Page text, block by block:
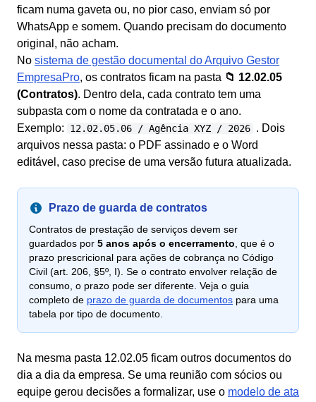
ficam numa gaveta ou, no pior caso, enviam só por
WhatsApp e somem. Quando precisam do documento
original, não acham.
No sistema de gestão documental do Arquivo Gestor
EmpresaPro, os contratos ficam na pasta 📁 12.02.05
(Contratos). Dentro dela, cada contrato tem uma
subpasta com o nome da contratada e o ano.
Exemplo:
12.02.05.06 / Agência XYZ / 2026 . Dois
arquivos nessa pasta: o PDF assinado e o Word
editável, caso precise de uma versão futura atualizada.
Prazo de guarda de contratos
Contratos de prestação de serviços devem ser
guardados por 5 anos após o encerramento , que é o
prazo prescricional para ações de cobrança no Código
Civil (art. 206, §5º, I). Se o contrato envolver relação de
consumo, o prazo pode ser diferente. Veja o guia
completo de prazo de guarda de documentos para uma
tabela por tipo de documento.
Na mesma pasta 12.02.05 ficam outros documentos do
dia a dia da empresa. Se uma reunião com sócios ou
equipe gerou decisões a formalizar, use o modelo de ata